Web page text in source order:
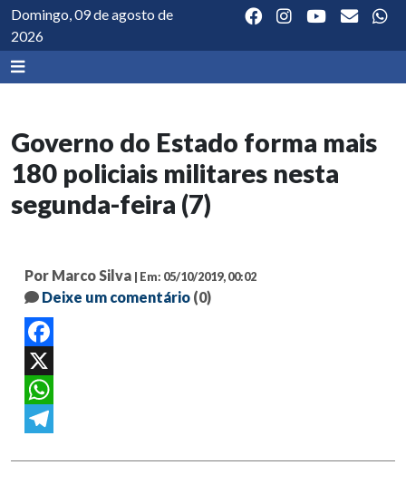
Domingo, 09 de agosto de
2026
Governo do Estado forma mais
180 policiais militares nesta
segunda-feira (7)
Por Marco Silva | Em: 05/10/2019, 00:02
Deixe um comentário (0)
Facebook
X
WhatsApp